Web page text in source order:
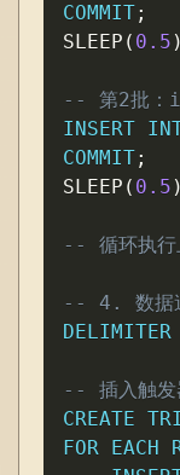
COMMIT;
SLEEP ( 0.5 )
-- 第2批：
INSERT
COMMIT;
SLEEP ( 0.5 )
-- 循环执行
-- 4. 数据追
DELIMITER
-- 插入触发
CREATE
FOR EACH